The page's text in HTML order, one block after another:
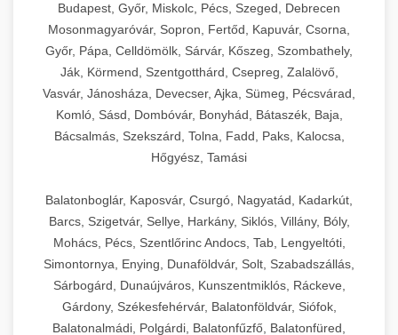
Budapest, Győr, Miskolc, Pécs, Szeged, Debrecen
Mosonmagyaróvár, Sopron, Fertőd, Kapuvár, Csorna,
Győr, Pápa, Celldömölk, Sárvár, Kőszeg, Szombathely,
Ják, Körmend, Szentgotthárd, Csepreg, Zalalövő,
Vasvár, Jánosháza, Devecser, Ajka, Sümeg, Pécsvárad,
Komló, Sásd, Dombóvár, Bonyhád, Bátaszék, Baja,
Bácsalmás, Szekszárd, Tolna, Fadd, Paks, Kalocsa,
Hőgyész, Tamási
Balatonboglár, Kaposvár, Csurgó, Nagyatád, Kadarkút,
Barcs, Szigetvár, Sellye, Harkány, Siklós, Villány, Bóly,
Mohács, Pécs, Szentlőrinc Andocs, Tab, Lengyeltóti,
Simontornya, Enying, Dunaföldvár, Solt, Szabadszállás,
Sárbogárd, Dunaújváros, Kunszentmiklós, Ráckeve,
Gárdony, Székesfehérvár, Balatonföldvár, Siófok,
Balatonalmádi, Polgárdi, Balatonfűzfő, Balatonfüred,